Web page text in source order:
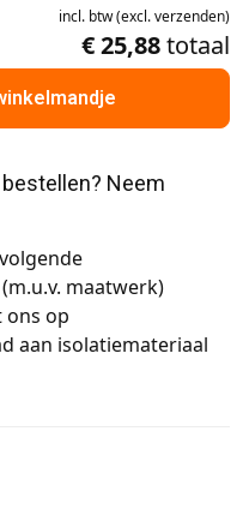
incl. btw(excl.verzenden)
€ 25,88totaal
maatwerk)
ons op
aan isolatiemateriaal